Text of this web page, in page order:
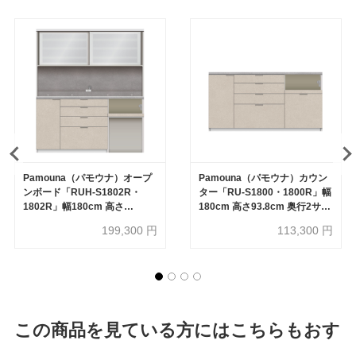
Pamouna（パモウナ）オープ
ンボード「RUH-S1802R・
1802R」幅180cm 高さ
（44.5cm・50cm）下台オー
199,300 円
Pamouna（パモウナ）カウン
ター「RU-S1800・1800R」幅
180cm 高さ93.8cm 奥行2サイ
113,300 円
この商品を見ている方にはこちらもおす